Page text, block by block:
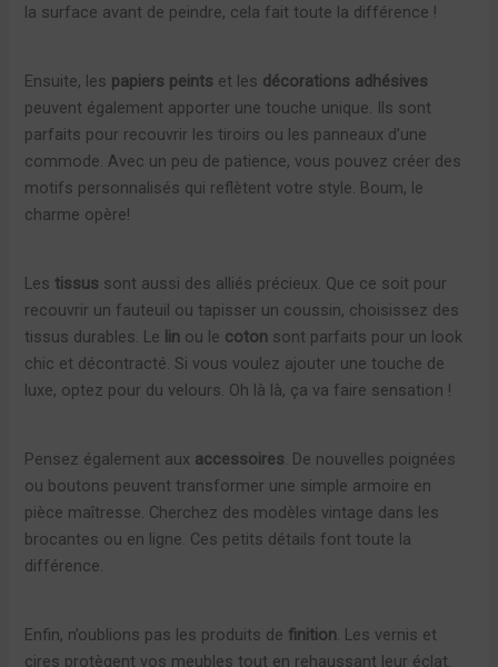
la surface avant de peindre, cela fait toute la différence !
Ensuite, les papiers peints et les décorations adhésives
peuvent également apporter une touche unique. Ils sont
parfaits pour recouvrir les tiroirs ou les panneaux d’une
commode. Avec un peu de patience, vous pouvez créer des
motifs personnalisés qui reflètent votre style. Boum, le
charme opère!
Lestissus sont aussi des alliés précieux. Que ce soit pour
recouvrir un fauteuil ou tapisser un coussin, choisissez des
tissus durables. Le lin ou le coton sont parfaits pour un look
chic et décontracté. Si vous voulez ajouter une touche de
luxe, optez pour du velours. Oh là là, ça va faire sensation !
Pensez également aux accessoires. De nouvelles poignées
ou boutons peuvent transformer une simple armoire en
pièce maîtresse. Cherchez des modèles vintage dans les
brocantes ou en ligne. Ces petits détails font toute la
différence.
Enfin, n’oublions pas les produits de finition. Les vernis et
cires protègent vos meubles tout en rehaussant leur éclat.